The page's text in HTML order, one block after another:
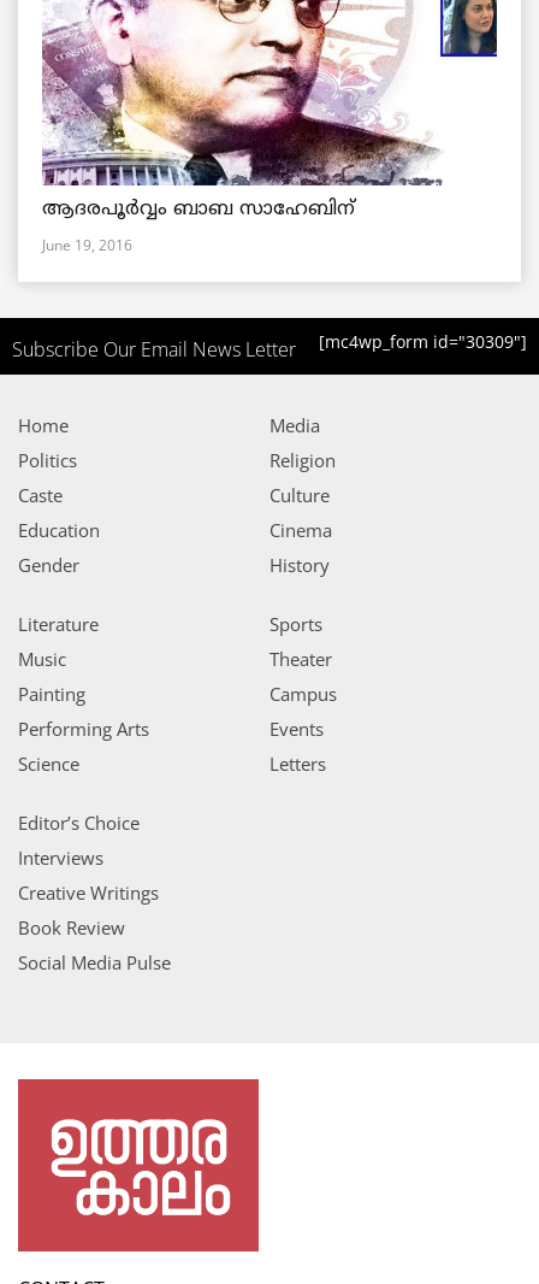
ആദരപൂര്‍വ്വം ബാബ സാഹേബിന്
June 19, 2016
Subscribe Our Email News Letter [mc4wp_form id="30309"]
Home
Politics
Caste
Education
Gender
Media
Religion
Culture
Cinema
History
Literature
Music
Painting
Performing Arts
Science
Sports
Theater
Campus
Events
Letters
Editor’s Choice
Interviews
Creative Writings
Book Review
Social Media Pulse